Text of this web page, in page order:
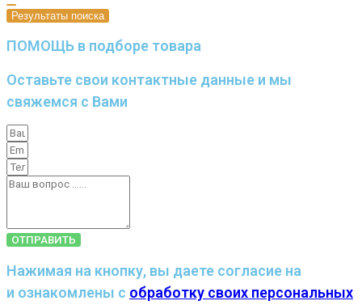
Результаты поиска
ПОМОЩЬ в подборе товара
Оставьте свои контактные данные и мы
свяжемся с Вами
ОТПРАВИТЬ
Нажимая на кнопку, вы даете согласие на
и ознакомлены с обработку своих персональных